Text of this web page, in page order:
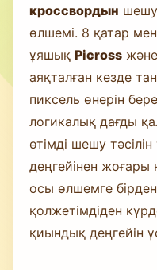
кроссвордын
өлшемі. 8 қатар
ұяшық Picross және
аяқталған кезде
пиксель өнерін
логикалық дағды
өтімді шешу
деңгейінен жоғары
осы өлшемге бірден
қолжетімдіден
қиындық деңгейін